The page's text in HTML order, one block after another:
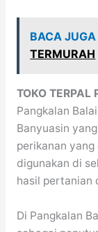
BACA JUGA
TERMURAH
TOKO TERPAL
Pangkalan
Banyuasin
perikanan
digunakan di
hasil pertanian
Di Pangkalan